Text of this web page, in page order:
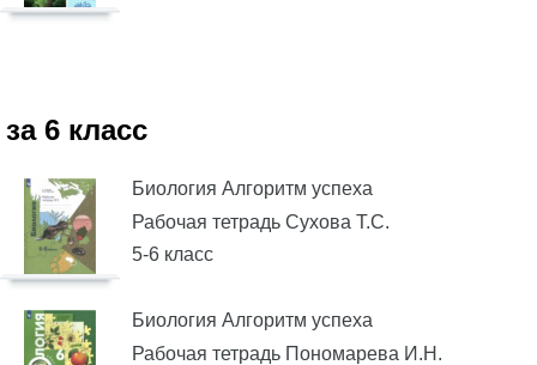
за 6 класс
Биология Алгоритм успеха
Рабочая тетрадь Сухова Т.С.
5-6 класс
Биология Алгоритм успеха
Рабочая тетрадь Пономарева И.Н.